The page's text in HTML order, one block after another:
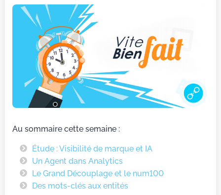
Au sommaire cette semaine :
Étude : Visibilité de marque et IA
Un Agent dans Analytics
Le Grand Découplage et le num100
Des mots-clés aux entités